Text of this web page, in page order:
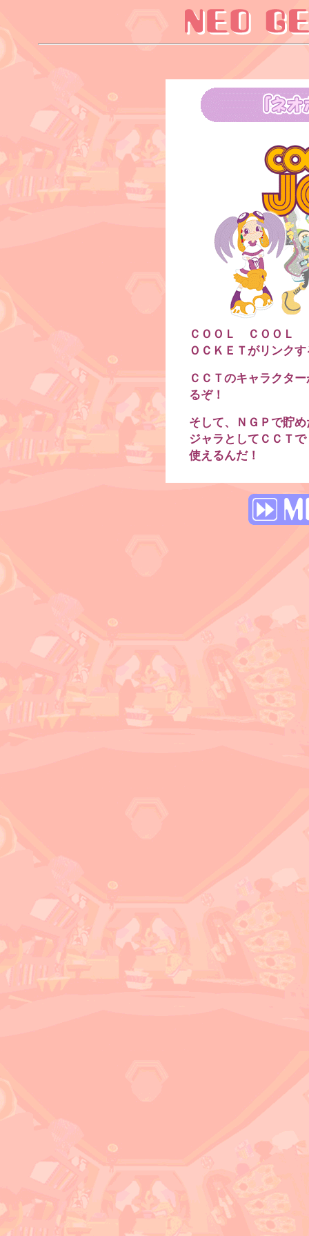
ＣＯＯＬ ＣＯＯＬ
ＯＣＫＥＴがリンク
ＣＣＴのキャラクタ
るぞ！
そして、ＮＧＰで貯
ジャラとしてＣＣＴで
使えるんだ！